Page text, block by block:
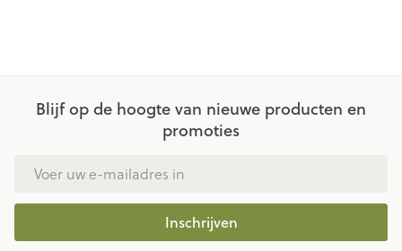
Blijf op de hoogte van nieuwe producten en
promoties
Inschrijven